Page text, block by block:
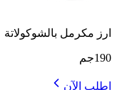
ارز مكرمل بالشوكولاتة
190جم
اطلب الآن